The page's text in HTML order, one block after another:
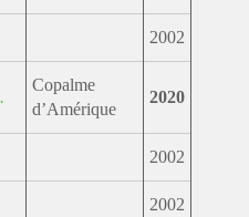
2002
Copalme
d’Amérique
2020
2002
2002